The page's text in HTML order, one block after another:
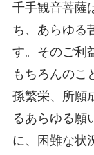
千手観音菩薩
ち、あらゆる
す。そのご利
もちろんのこ
孫繁栄、所願
るあらゆる願
に、困難な状